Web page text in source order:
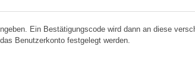
Ein Bestätigungscode wird dann an diese
Benutzerkonto festgelegt werden.